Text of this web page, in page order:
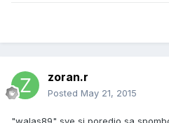
zoran.r
Posted May 21, 2015